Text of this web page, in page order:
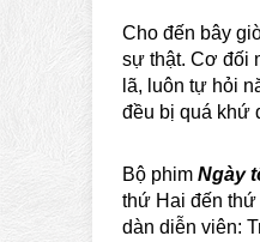
Cho đến bây
sự thật. Cơ đối
lã, luôn tự hỏi
đều bị quá khứ
Bộ phim Ngày
thứ Hai đến thứ
dàn diễn viên: